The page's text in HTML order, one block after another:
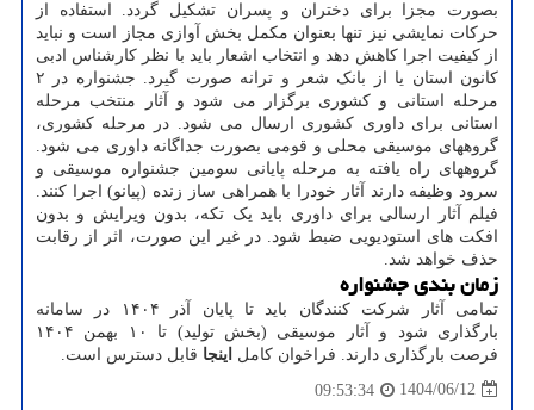
بصورت مجزا برای دختران و پسران تشکیل گردد. استفاده از
حرکات نمایشی نیز تنها بعنوان مکمل بخش آوازی مجاز است و نباید
از کیفیت اجرا کاهش دهد و انتخاب اشعار باید با نظر کارشناس ادبی
کانون استان یا از بانک شعر و ترانه صورت گیرد. جشنواره در ۲
مرحله استانی و کشوری برگزار می شود و آثار منتخب مرحله
استانی برای داوری کشوری ارسال می شود. در مرحله کشوری،
گروههای موسیقی محلی و قومی بصورت جداگانه داوری می شود.
گروههای راه یافته به مرحله پایانی سومین جشنواره موسیقی و
سرود وظیفه دارند آثار خودرا با همراهی ساز زنده (پیانو) اجرا کنند.
فیلم آثار ارسالی برای داوری باید یک تکه، بدون ویرایش و بدون
افکت های استودیویی ضبط شود. در غیر این صورت، اثر از رقابت
حذف خواهد شد.
زمان بندی جشنواره
تمامی آثار شرکت کنندگان باید تا پایان آذر ۱۴۰۴ در سامانه
بارگذاری شود و آثار موسیقی (بخش تولید) تا ۱۰ بهمن ۱۴۰۴
فرصت بارگذاری دارند. فراخوان کامل اینجا قابل دسترس است.
1404/06/12
09:53:34